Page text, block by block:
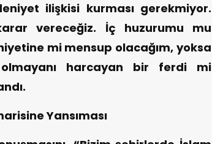
ilişkisi kurması gerekmiyor.
vereceğiz. İç huzurumu mu
mi mensup olacağım, yoksa
harcayan bir ferdi mi
Yansıması